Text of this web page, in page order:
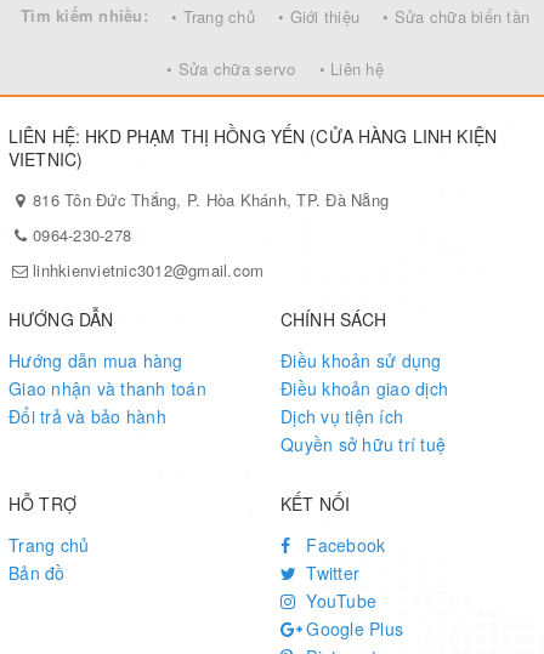
Tìm kiếm nhiều: • Trang chủ • Giới thiệu • Sửa chữa biến tần
• Sửa chữa servo • Liên hệ
LIÊN HỆ: HKD PHẠM THỊ HỒNG YẾN (CỬA HÀNG LINH KIỆN
VIETNIC)
816 Tôn Đức Thắng, P. Hòa Khánh, TP. Đà Nẵng
0964-230-278
linhkienvietnic3012@gmail.com
HƯỚNG DẪN
Hướng dẫn mua hàng
Giao nhận và thanh toán
Đổi trả và bảo hành
CHÍNH SÁCH
Điều khoản sử dụng
Điều khoản giao dịch
Dịch vụ tiện ích
Quyền sở hữu trí tuệ
HỖ TRỢ
Trang chủ
Bản đồ
KẾT NỐI
Facebook
Twitter
YouTube
Google Plus